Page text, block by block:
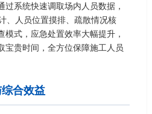
系统快速调取场内人员数据，
、人员位置摸排、疏散情况核
式，应急处置效率大幅提升，
宝贵时间，全方位保障施工人员
合效益